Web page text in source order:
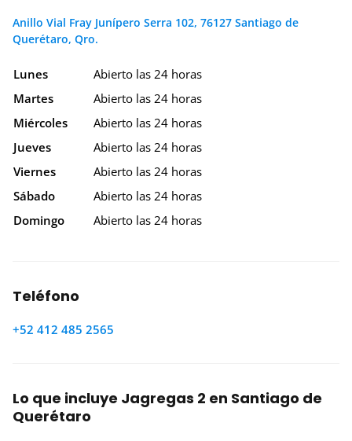
Anillo Vial Fray Junípero Serra 102, 76127 Santiago de
Querétaro, Qro.
Lunes
Abierto las 24 horas
Martes
Abierto las 24 horas
Miércoles
Abierto las 24 horas
Jueves
Abierto las 24 horas
Viernes
Abierto las 24 horas
Sábado
Abierto las 24 horas
Domingo
Abierto las 24 horas
Teléfono
+52 412 485 2565
Lo que incluye Jagregas 2 en Santiago de
Querétaro